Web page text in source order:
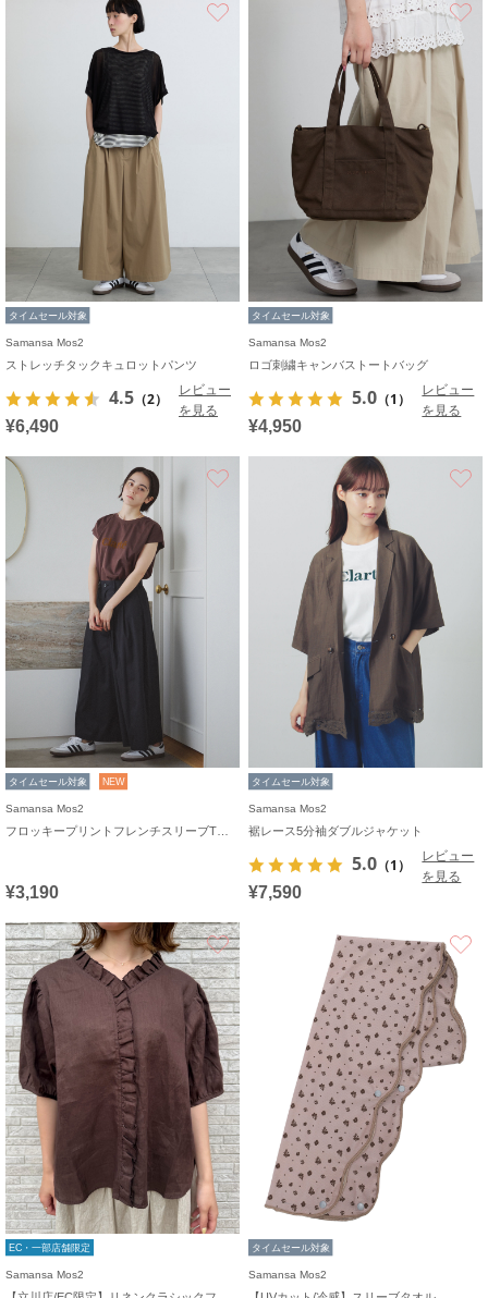
タイムセール対象
Samansa Mos2
ストレッチタックキュロットパンツ
4.5 （2）
レビュー
を見る
¥6,490
タイムセール対象
Samansa Mos2
ロゴ刺繍キャンバストートバッグ
5.0 （1）
レビュー
を見る
¥4,950
タイムセール対象 NEW
Samansa Mos2
¥3,190
タイムセール対象
Samansa Mos2
裾レース5分袖ダブルジャケット
5.0 （1）
レビュー
を見る
¥7,590
お気に入り
EC・一部店舗限定
Samansa Mos2
タイムセール対象
Samansa Mos2